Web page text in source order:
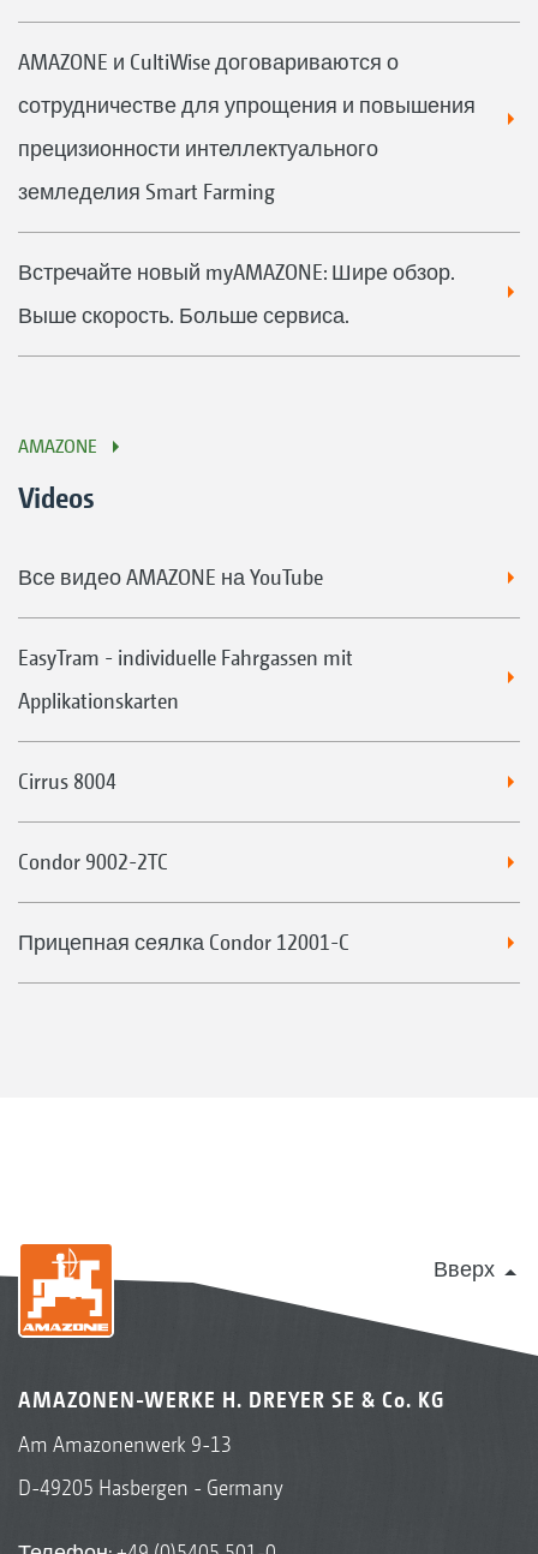
AMAZONE и CultiWise договариваются о
сотрудничестве для упрощения и повышения
прецизионности интеллектуального
земледелия Smart Farming
Встречайте новый myAMAZONE: Шире обзор.
Выше скорость. Больше сервиса.
AMAZONE
Videos
Все видео AMAZONE на YouTube
EasyTram - individuelle Fahrgassen mit
Applikationskarten
Cirrus 8004
Condor 9002-2TC
Прицепная сеялка Condor 12001-C
Вверх
AMAZONEN-WERKE H. DREYER SE & Co. KG
Am Amazonenwerk 9-13
D-49205 Hasbergen - Germany